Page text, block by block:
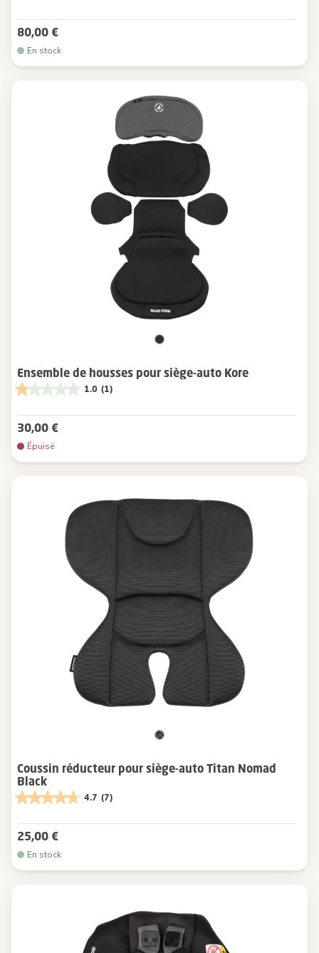
80,00 €
En stock
Ensemble de housses pour siège-auto Kore
1.0 (1)
30,00 €
Épuisé
Coussin réducteur pour siège-auto Titan Nomad
Black
4.7 (7)
25,00 €
En stock